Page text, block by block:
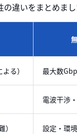
違いをまとめまし
る） 最大数
電波干渉
設定・環